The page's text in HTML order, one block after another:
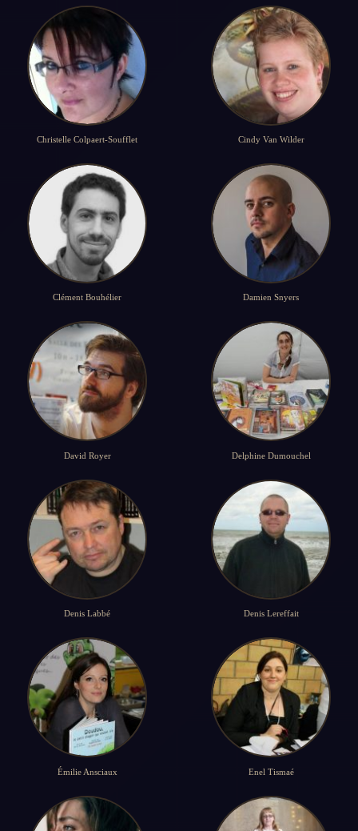
Christelle Colpaert-Soufflet Cindy Van Wilder
Clément Bouhélier Damien Snyers
David Royer Delphine Dumouchel
Denis Labbé Denis Lereffait
Émilie Ansciaux Enel Tismaé